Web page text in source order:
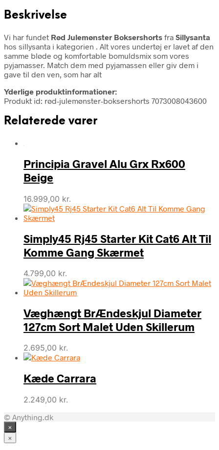
Beskrivelse
Vi har fundet Rød Julemønster Boksershorts fra Sillysanta
hos sillysanta i kategorien . Alt vores undertøj er lavet af den
samme bløde og komfortable bomuldsmix som vores
pyjamasser. Match dem med pyjamassen eller giv dem i
gave til den ven, som har alt
Yderlige produktinformationer:
Produkt id: rød-julemønster-boksershorts 7073008043600
Relaterede varer
Principia Gravel Alu Grx Rx600
Beige
16.999,00 kr.
Simply45 Rj45 Starter Kit Cat6 Alt Til
Komme Gang Skærmet
4.799,00 kr.
Væghængt BrÆndeskjul Diameter
127cm Sort Malet Uden Skillerum
2.695,00 kr.
Kæde Carrara
2.249,00 kr.
© Anything.dk
×
×